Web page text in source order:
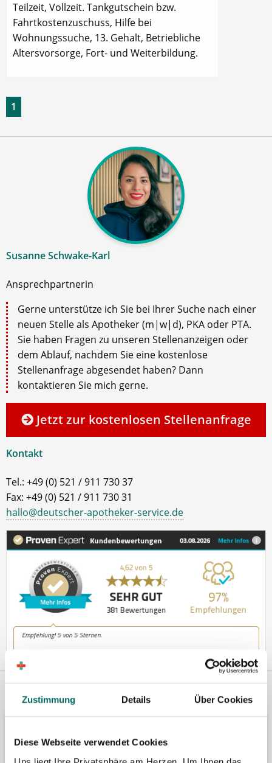
Zustimmung Details Über Cookies
Diese Webseite verwendet Cookies
Teilzeit, Vollzeit. Tankgutschein bzw.
Fahrtkostenzuschuss, Hilfe bei
Wohnungssuche, 13. Gehalt, Betriebliche
Altersvorsorge, Fort- und Weiterbildung.
1
Susanne Schwake-Karl
Ansprechpartnerin
Gerne unterstütze ich Sie bei Ihrer Suche nach einer
neuen Stelle als Apotheker (m|w|d), PKA oder PTA.
Sie haben Fragen zu unseren Stellenanzeigen oder
dem Ablauf, nachdem Sie eine kostenlose
Stellenanfrage abgesendet haben? Dann
kontaktieren Sie mich gerne.
Jetzt zur kostenlosen Stellenanfrage
Kontakt
Tel.: +49 (0) 521 / 911 730 37
Fax: +49 (0) 521 / 911 730 31
hallo@deutscher-apotheker-service.de
Wir fördern